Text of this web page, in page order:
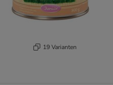
19 Varianten